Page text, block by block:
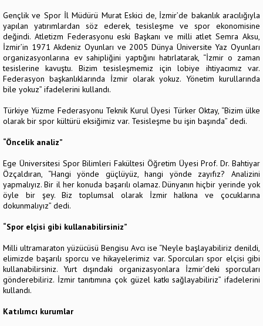
Gençlik ve Spor İl Müdürü Murat Eskici de, İzmir’de bakanlık aracılığıyla
yapılan yatırımlardan söz ederek, tesisleşme ve spor ekonomisine
değindi. Atletizm Federasyonu eski Başkanı ve milli atlet Semra Aksu,
İzmir’in 1971 Akdeniz Oyunları ve 2005 Dünya Üniversite Yaz Oyunları
organizasyonlarına ev sahipliğini yaptığını hatırlatarak, “İzmir o zaman
tesislerine kavuştu. Bizim tesisleşmemiz için lobiye ihtiyacımız var.
Federasyon başkanlıklarında İzmir olarak yokuz. Yönetim kurullarında
bile yokuz” ifadelerini kullandı.
Türkiye Yüzme Federasyonu Teknik Kurul Üyesi Türker Oktay, “Bizim ülke
olarak bir spor kültürü eksiğimiz var. Tesisleşme bu işin başında” dedi.
“Öncelik analiz”
Ege Üniversitesi Spor Bilimleri Fakültesi Öğretim Üyesi Prof. Dr. Bahtiyar
Özçaldıran, “Hangi yönde güçlüyüz, hangi yönde zayıfız? Analizini
yapmalıyız. Bir il her konuda başarılı olamaz. Dünyanın hiçbir yerinde yok
öyle bir şey. Biz toplumsal olarak İzmir halkına ve çocuklarına
dokunmalıyız” dedi.
“Spor elçisi gibi kullanabilirsiniz”
Milli ultramaraton yüzücüsü Bengisu Avcı ise “Neyle başlayabiliriz denildi,
elimizde başarılı sporcu ve hikayelerimiz var. Sporcuları spor elçisi gibi
kullanabilirsiniz. Yurt dışındaki organizasyonlara İzmir’deki sporcuları
gönderebiliriz. İzmir tanıtımına çok güzel katkı sağlayabiliriz” ifadelerini
kullandı.
Katılımcı kurumlar